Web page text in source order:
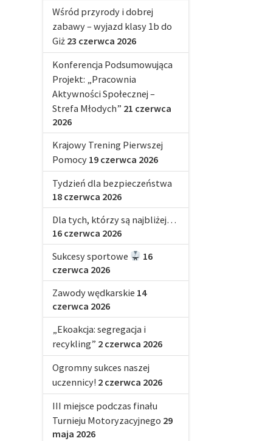
Wśród przyrody i dobrej
zabawy – wyjazd klasy 1b do
Giż 23 czerwca 2026
Konferencja Podsumowująca
Projekt: „Pracownia
Aktywności Społecznej –
Strefa Młodych” 21 czerwca
2026
Krajowy Trening Pierwszej
Pomocy 19 czerwca 2026
Tydzień dla bezpieczeństwa
18 czerwca 2026
Dla tych, którzy są najbliżej…
16 czerwca 2026
Sukcesy sportowe
16
czerwca 2026
Zawody wędkarskie 14
czerwca 2026
„Ekoakcja: segregacja i
recykling” 2 czerwca 2026
Ogromny sukces naszej
uczennicy! 2 czerwca 2026
III miejsce podczas finału
Turnieju Motoryzacyjnego 29
maja 2026